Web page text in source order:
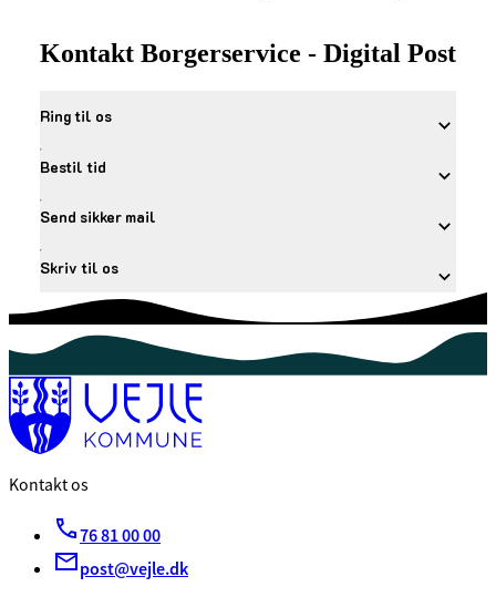
Kontakt Borgerservice - Digital Post
Ring til os
Bestil tid
Send sikker mail
Skriv til os
Kontakt os
76 81 00 00
post@vejle.dk